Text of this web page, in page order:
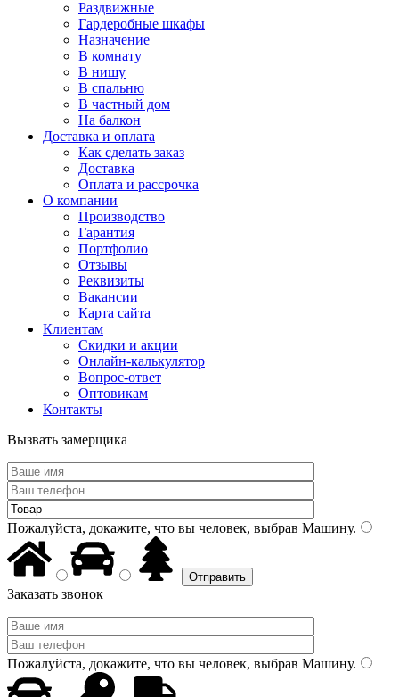
Раздвижные
Гардеробные шкафы
Назначение
В комнату
В нишу
В спальню
В частный дом
На балкон
Доставка и оплата
Как сделать заказ
Доставка
Оплата и рассрочка
О компании
Производство
Гарантия
Портфолио
Отзывы
Реквизиты
Вакансии
Карта сайта
Клиентам
Скидки и акции
Онлайн-калькулятор
Вопрос-ответ
Оптовикам
Контакты
Вызвать замерщика
Пожалуйста, докажите, что вы человек, выбрав Машину.
Заказать звонок
Пожалуйста, докажите, что вы человек, выбрав Машину.